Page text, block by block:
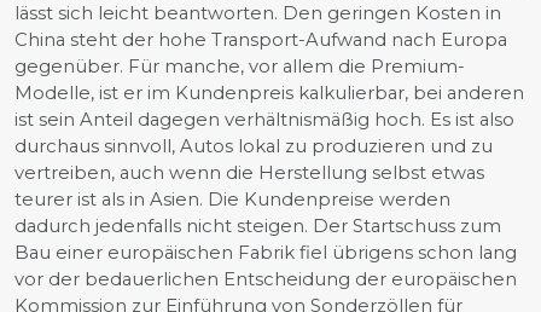
lässt sich leicht beantworten. Den geringen Kosten in
China steht der hohe Transport-Aufwand nach Europa
gegenüber. Für manche, vor allem die Premium-
Modelle, ist er im Kundenpreis kalkulierbar, bei anderen
ist sein Anteil dagegen verhältnismäßig hoch. Es ist also
durchaus sinnvoll, Autos lokal zu produzieren und zu
vertreiben, auch wenn die Herstellung selbst etwas
teurer ist als in Asien. Die Kundenpreise werden
dadurch jedenfalls nicht steigen. Der Startschuss zum
Bau einer europäischen Fabrik fiel übrigens schon lang
vor der bedauerlichen Entscheidung der europäischen
Kommission zur Einführung von Sonderzöllen für